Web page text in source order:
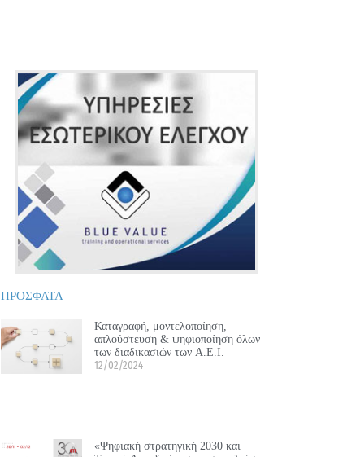
ΠΡΟΣΦΑΤΑ
Καταγραφή, μοντελοποίηση,
απλούστευση & ψηφιοποίηση όλων
των διαδικασιών των Α.Ε.Ι.
12/02/2024
«Ψηφιακή στρατηγική 2030 και